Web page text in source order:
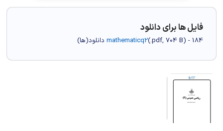
فایل ها برای دانلود
mathematicq2(.pdf, 704 B) - 184 دانلود(ها)